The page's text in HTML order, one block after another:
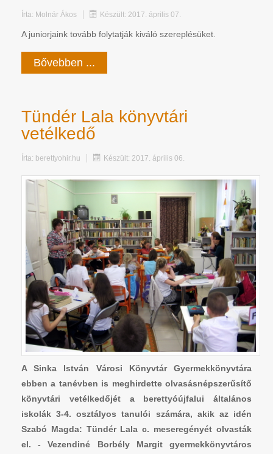
Írta: Molnár Ákos Készült: 2017. április 07.
A juniorjaink tovább folytatják kiváló szereplésüket.
Bővebben ...
Tündér Lala könyvtári
vetélkedő
Írta: berettyohir.hu Készült: 2017. április 06.
A Sinka István Városi Könyvtár Gyermekkönyvtára
ebben a tanévben is meghirdette olvasásnépszerűsítő
könyvtári vetélkedőjét a berettyóújfalui általános
iskolák 3-4. osztályos tanulói számára, akik az idén
Szabó Magda: Tündér Lala c. meseregényét olvasták
el. - Vezendiné Borbély Margit gyermekkönyvtáros